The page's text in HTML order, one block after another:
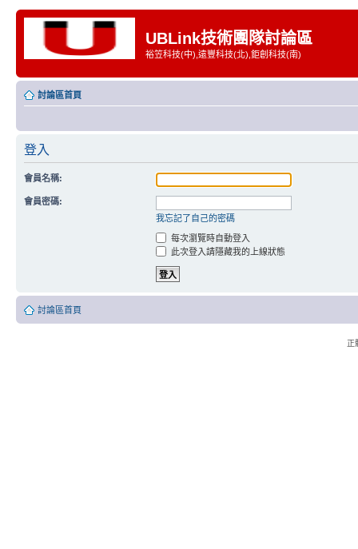
UBLink技術團隊討論區
裕笠科技(中),遠豐科技(北),鉅創科技(南)
討論區首頁
登入
會員名稱:
會員密碼:
我忘記了自己的密碼
每次瀏覽時自動登入
此次登入請隱藏我的上線狀態
討論區首頁
正